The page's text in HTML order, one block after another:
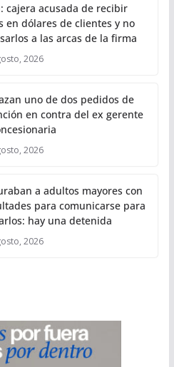
cajera acusada de recibir
en dólares de clientes y no
a las arcas de la firma
2026
uno de dos pedidos de
en contra del ex gerente
2026
a adultos mayores con
para comunicarse para
hay una detenida
2026